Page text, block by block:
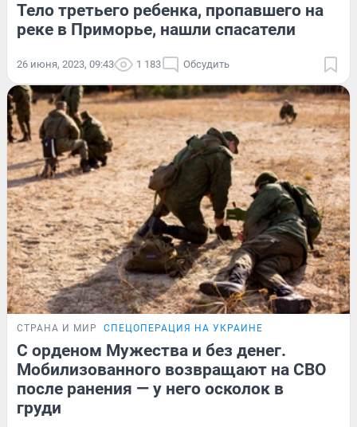
Тело третьего ребенка, пропавшего на
реке в Приморье, нашли спасатели
26 июня, 2023, 09:43 1 183 Обсудить
СТРАНА И МИР СПЕЦОПЕРАЦИЯ НА УКРАИНЕ
С орденом Мужества и без денег.
Мобилизованного возвращают на СВО
после ранения — у него осколок в
груди